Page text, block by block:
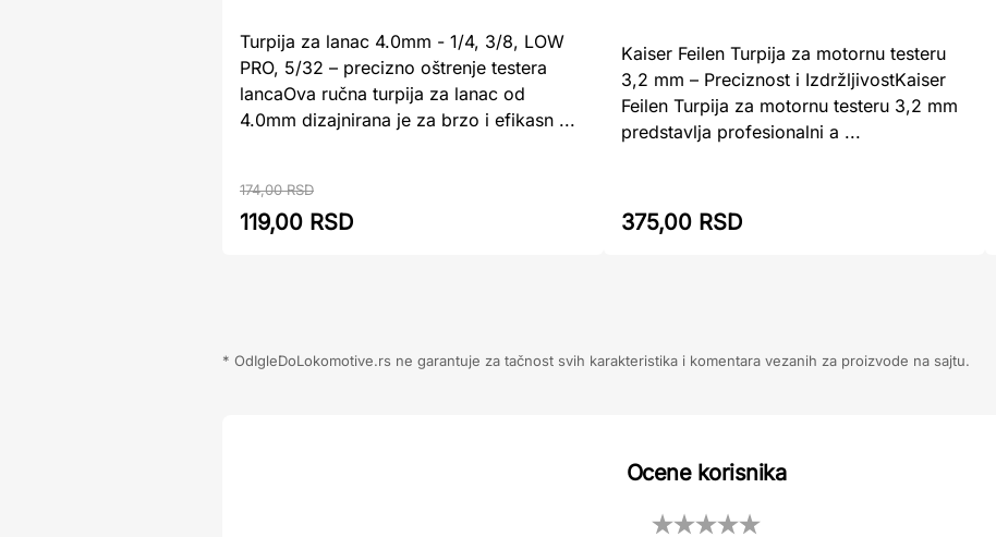
Turpija za lanac 4.0mm - 1/4, 3/8, LOW
PRO, 5/32 – precizno oštrenje testera
lancaOva ručna turpija za lanac od
4.0mm dizajnirana je za brzo i efikasn ...
174,00 RSD
119,00 RSD
Kaiser Feilen Turpija za motornu testeru
3,2 mm – Preciznost i IzdržljivostKaiser
Feilen Turpija za motornu testeru 3,2 mm
predstavlja profesionalni a ...
375,00 RSD
* OdIgleDoLokomotive.rs ne garantuje za tačnost svih karakteristika i komentara vezanih za proizvode na sajtu.
Ocene korisnika